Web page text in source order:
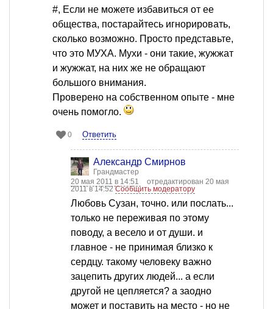
#, Если не можете избавиться от ее
общества, постарайтесь игнорировать,
сколько возможно. Просто представьте,
что это МУХА. Мухи - они такие, жужжат
и жужжат, на них же не обращают
большого внимания.
Проверено на собственном опыте - мне
очень помогло.
0 Ответить
Александр Смирнов
Грандмастер
20 мая 2011 в 14:51
отредактирован 20 мая
2011 в 14:52Сообщить модератору
Любовь Сузан, точно. или послать...
только не переживая по этому
поводу, а весело и от души. и
главное - не принимая близко к
сердцу. такому человеку важно
зацепить других людей... а если
другой не цепляется? а заодно
может и поставить на место - но не